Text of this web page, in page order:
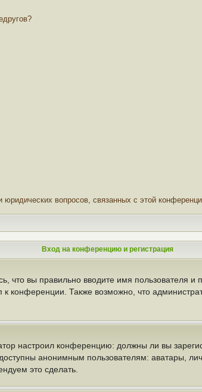
вопросов, связанных с этой
Вход на конференцию и регистрация
что вы правильно вводите имя пользователя
конференции. Также возможно, что
настроил конференцию: должны ли вы
анонимным пользователям: аватары,
это сделать.